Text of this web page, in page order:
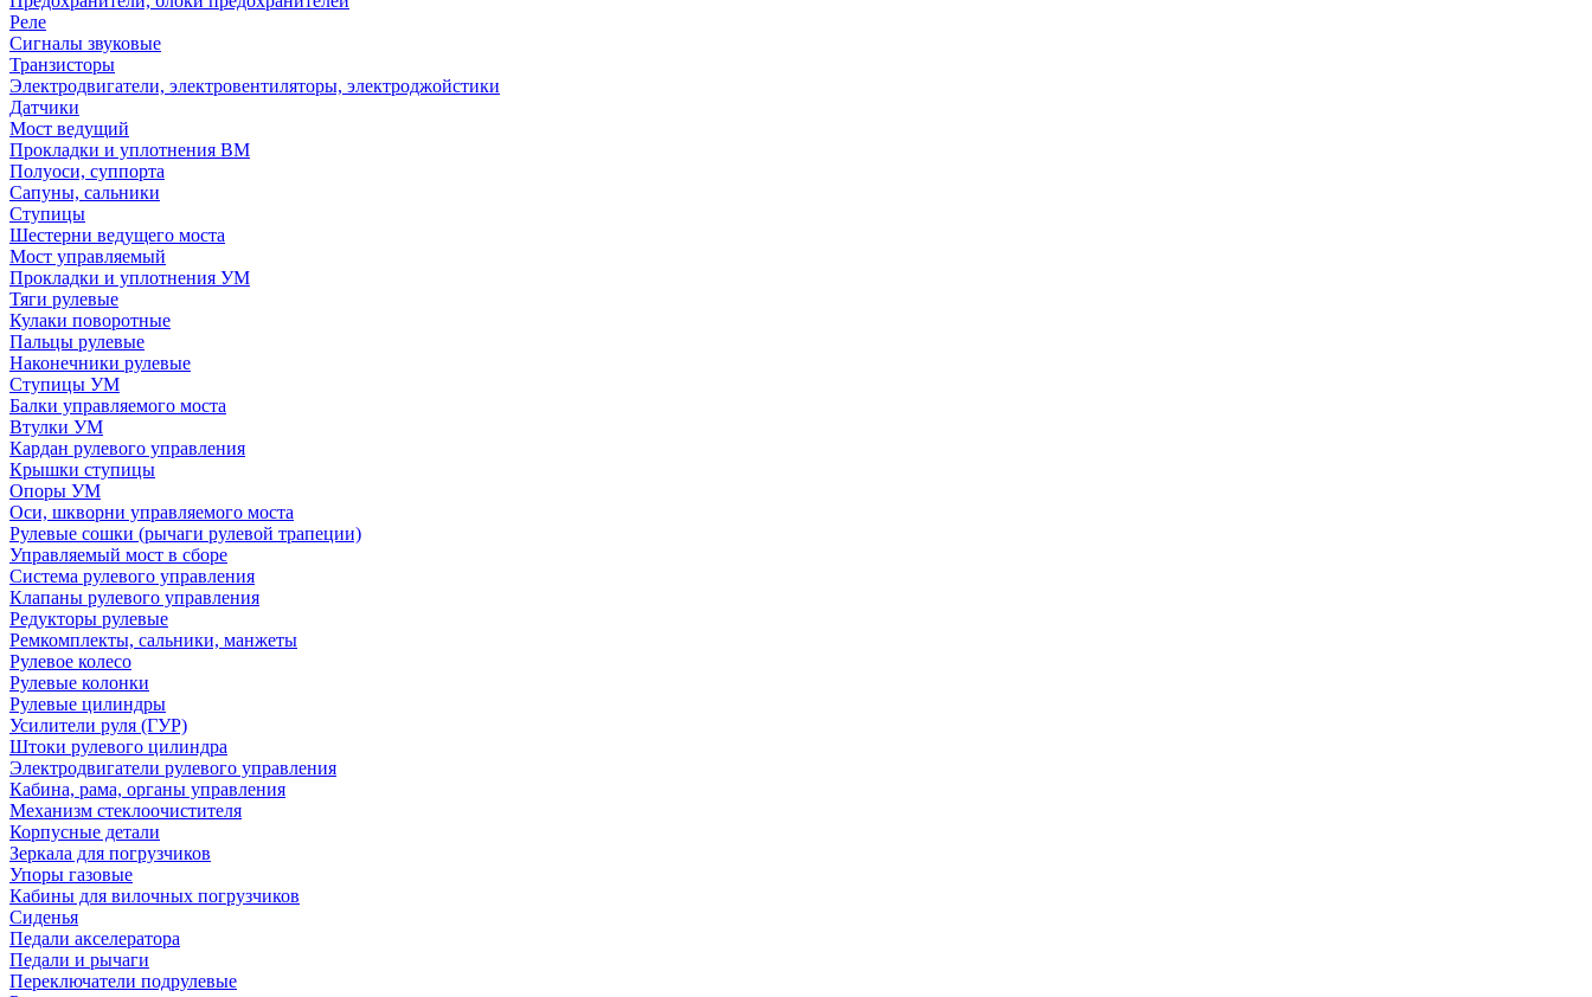
Реле
Сигналы звуковые
Транзисторы
Электродвигатели, электровентиляторы, электроджойстики
Датчики
Мост ведущий
Прокладки и уплотнения ВМ
Полуоси, суппорта
Сапуны, сальники
Ступицы
Шестерни ведущего моста
Мост управляемый
Прокладки и уплотнения УМ
Тяги рулевые
Кулаки поворотные
Пальцы рулевые
Наконечники рулевые
Ступицы УМ
Балки управляемого моста
Втулки УМ
Кардан рулевого управления
Крышки ступицы
Опоры УМ
Оси, шкворни управляемого моста
Рулевые сошки (рычаги рулевой трапеции)
Управляемый мост в сборе
Система рулевого управления
Клапаны рулевого управления
Редукторы рулевые
Ремкомплекты, сальники, манжеты
Рулевое колесо
Рулевые колонки
Рулевые цилиндры
Усилители руля (ГУР)
Штоки рулевого цилиндра
Электродвигатели рулевого управления
Кабина, рама, органы управления
Механизм стеклоочистителя
Корпусные детали
Зеркала для погрузчиков
Упоры газовые
Кабины для вилочных погрузчиков
Сиденья
Педали акселератора
Педали и рычаги
Переключатели подрулевые